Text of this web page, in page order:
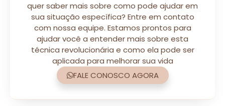
quer saber mais sobre como pode ajudar em
sua situação específica? Entre em contato
com nossa equipe. Estamos prontos para
ajudar você a entender mais sobre esta
técnica revolucionária e como ela pode ser
aplicada para melhorar sua vida
FALE CONOSCO AGORA